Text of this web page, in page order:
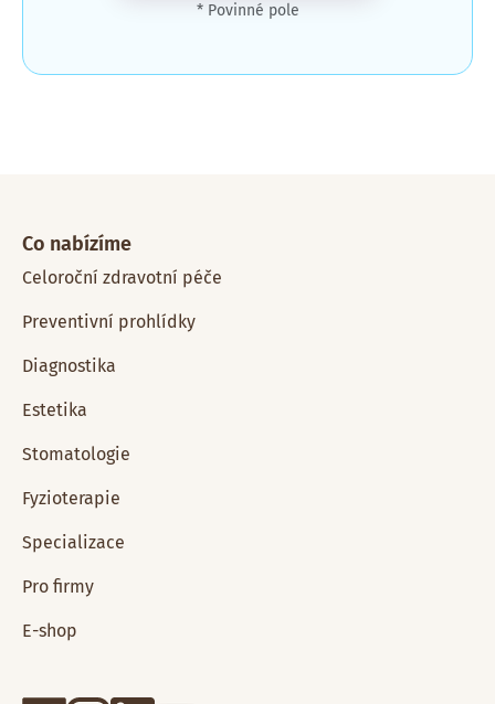
* Povinné pole
Co nabízíme
Celoroční zdravotní péče
Preventivní prohlídky
Diagnostika
Estetika
Stomatologie
Fyzioterapie
Specializace
Pro firmy
E-shop